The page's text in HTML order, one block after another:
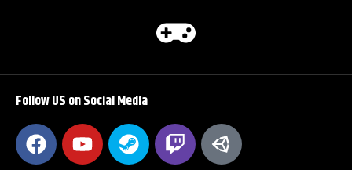
Follow US on Social Media